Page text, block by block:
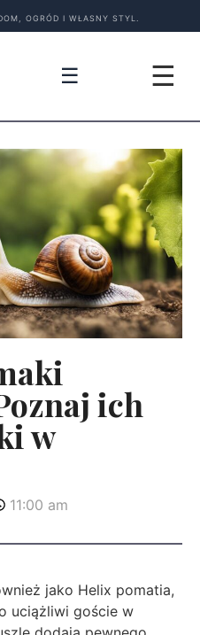
OGRÓD I WŁASNY STYL.
☰ ☰
ich
w
11:00 am
jako Helix pomatia,
uciążliwi goście w